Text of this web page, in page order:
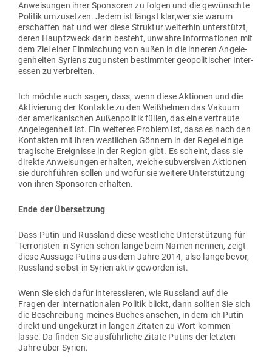
Anwei­sungen ihrer Spon­soren zu folgen und die gewünschte
Politik umzu­setzen. Jedem ist längst klar,wer sie warum
erschaffen hat und wer diese Struktur wei­terhin unter­stützt,
deren Haupt­zweck darin besteht, unwahre Infor­ma­tionen mit
dem Ziel einer Ein­mi­schung von außen in die inneren Ange­le­
gen­heiten Syriens zugunsten bestimmter geo­po­li­ti­scher Inter­
essen zu verbreiten.
Ich möchte auch sagen, dass, wenn diese Aktionen und die
Akti­vierung der Kon­takte zu den Weiß­helmen das Vakuum
der ame­ri­ka­ni­schen Außen­po­litik füllen, das eine ver­traute
Ange­le­genheit ist. Ein wei­teres Problem ist, dass es nach den
Kon­takten mit ihren west­lichen Gönnern in der Regel einige
tra­gische Ereig­nisse in der Region gibt. Es scheint, dass sie
direkte Anwei­sungen erhalten, welche sub­ver­siven Aktionen
sie durch­führen sollen und wofür sie weitere Unter­stützung
von ihren Spon­soren erhalten.
Ende der Übersetzung
Dass Putin und Russland diese west­liche Unter­stützung für
Ter­ro­risten in Syrien schon lange beim Namen nennen, zeigt
diese Aussage Putins aus dem Jahre 2014, also lange bevor,
Russland selbst in Syrien aktiv geworden ist.
Wenn Sie sich dafür inter­es­sieren, wie Russland auf die
Fragen der inter­na­tio­nalen Politik blickt, dann sollten Sie sich
die Beschreibung meines Buches ansehen, in dem ich Putin
direkt und unge­kürzt in langen Zitaten zu Wort kommen
lasse. Da finden Sie aus­führ­liche Zitate Putins der letzten
Jahre über Syrien.